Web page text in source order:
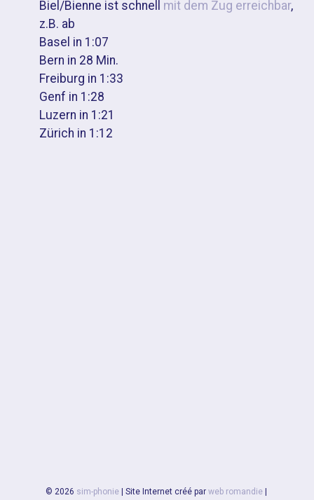
Biel/Bienne ist schnell mit dem Zug erreichbar,
z.B. ab
Basel in 1:07
Bern in 28 Min.
Freiburg in 1:33
Genf in 1:28
Luzern in 1:21
Zürich in 1:12
© 2026 sim-phonie Site Internet créé par web romandie|